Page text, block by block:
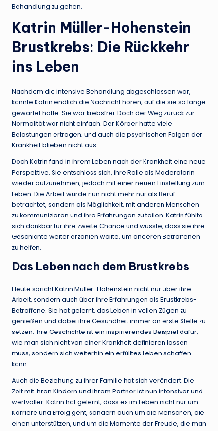
Behandlung zu gehen.
Katrin Müller-Hohenstein
Brustkrebs: Die Rückkehr
ins Leben
Nachdem die intensive Behandlung abgeschlossen war,
konnte Katrin endlich die Nachricht hören, auf die sie so lange
gewartet hatte: Sie war krebsfrei. Doch der Weg zurück zur
Normalität war nicht einfach. Der Körper hatte viele
Belastungen ertragen, und auch die psychischen Folgen der
Krankheit blieben nicht aus.
Doch Katrin fand in ihrem Leben nach der Krankheit eine neue
Perspektive. Sie entschloss sich, ihre Rolle als Moderatorin
wieder aufzunehmen, jedoch mit einer neuen Einstellung zum
Leben. Die Arbeit wurde nun nicht mehr nur als Beruf
betrachtet, sondern als Möglichkeit, mit anderen Menschen
zu kommunizieren und ihre Erfahrungen zu teilen. Katrin fühlte
sich dankbar für ihre zweite Chance und wusste, dass sie ihre
Geschichte weiter erzählen wollte, um anderen Betroffenen
zu helfen.
Das Leben nach dem Brustkrebs
Heute spricht Katrin Müller-Hohenstein nicht nur über ihre
Arbeit, sondern auch über ihre Erfahrungen als Brustkrebs-
Betroffene. Sie hat gelernt, das Leben in vollen Zügen zu
genießen und dabei ihre Gesundheit immer an erste Stelle zu
setzen. Ihre Geschichte ist ein inspirierendes Beispiel dafür,
wie man sich nicht von einer Krankheit definieren lassen
muss, sondern sich weiterhin ein erfülltes Leben schaffen
kann.
Auch die Beziehung zu ihrer Familie hat sich verändert. Die
Zeit mit ihren Kindern und ihrem Partner ist nun intensiver und
wertvoller. Katrin hat gelernt, dass es im Leben nicht nur um
Karriere und Erfolg geht, sondern auch um die Menschen, die
einen unterstützen, und um die Momente der Freude, die man